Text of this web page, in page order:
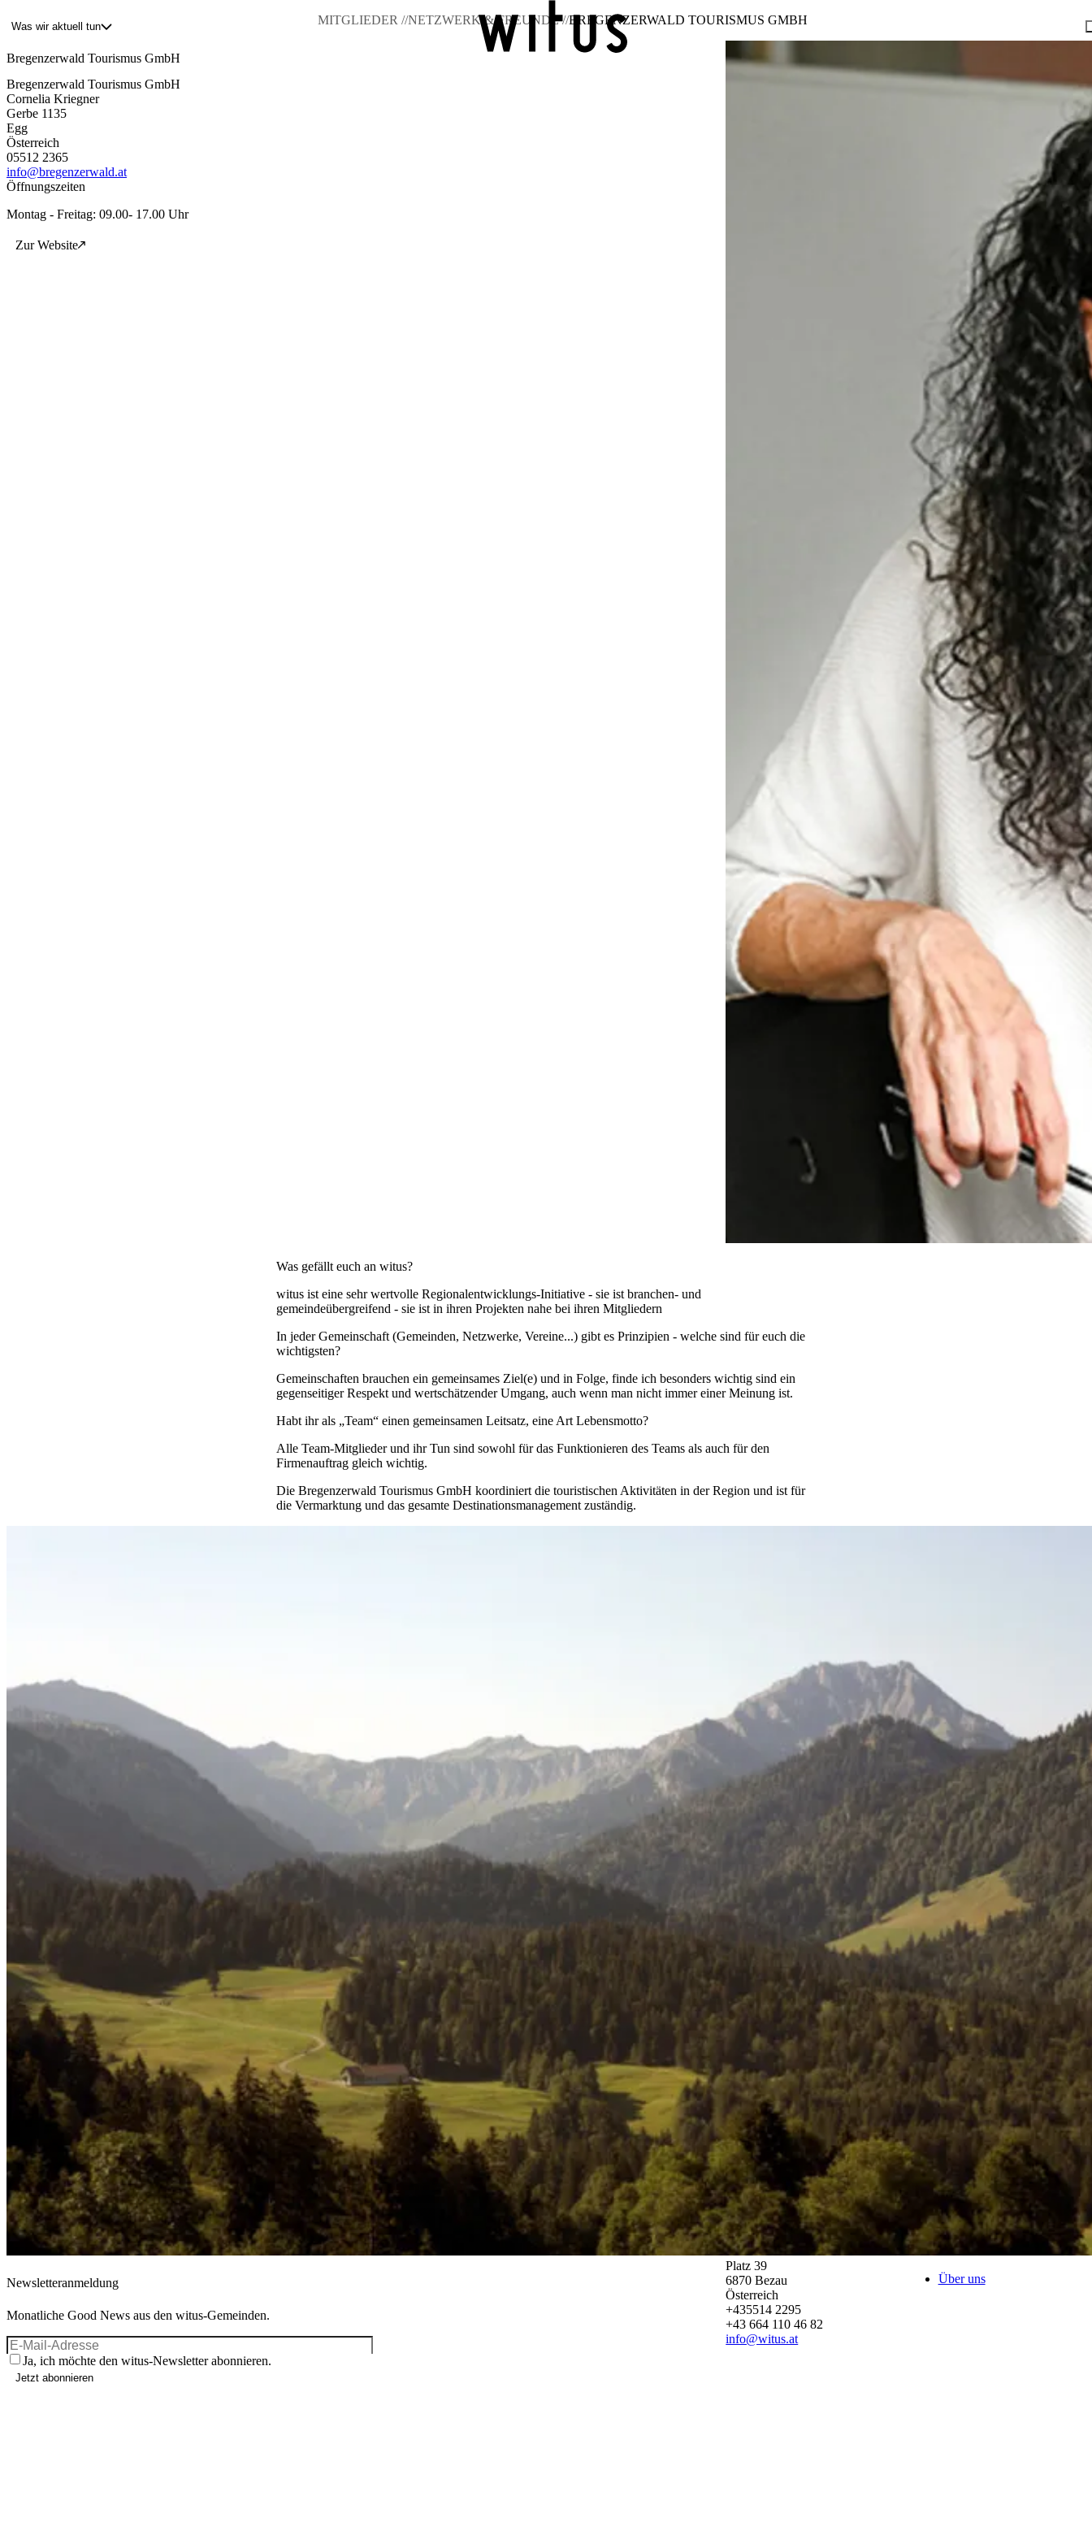
Was wir aktuell tun
Über uns
Projekte
Service
KEM witus
Kontakt
MITGLIEDER //NETZWERK & FREUNDE //BREGENZERWALD TOURISMUS GMBH
Bregenzerwald Tourismus GmbH
Bregenzerwald Tourismus GmbH
Cornelia Kriegner
Gerbe 1135
Egg
Österreich
05512 2365
info@bregenzerwald.at
Öffnungszeiten
Montag - Freitag: 09.00- 17.00 Uhr
Zur Website
Was gefällt euch an witus?
witus ist eine sehr wertvolle Regionalentwicklungs-Initiative - sie ist branchen- und
gemeindeübergreifend - sie ist in ihren Projekten nahe bei ihren Mitgliedern
In jeder Gemeinschaft (Gemeinden, Netzwerke, Vereine...) gibt es Prinzipien - welche sind für euch die
wichtigsten?
Gemeinschaften brauchen ein gemeinsames Ziel(e) und in Folge, finde ich besonders wichtig sind ein
gegenseitiger Respekt und wertschätzender Umgang, auch wenn man nicht immer einer Meinung ist.
Habt ihr als „Team“ einen gemeinsamen Leitsatz, eine Art Lebensmotto?
Alle Team-Mitglieder und ihr Tun sind sowohl für das Funktionieren des Teams als auch für den
Firmenauftrag gleich wichtig.
Die Bregenzerwald Tourismus GmbH koordiniert die touristischen Aktivitäten in der Region und ist für
die Vermarktung und das gesamte Destinationsmanagement zuständig.
Newsletteranmeldung
Monatliche Good News aus den witus-Gemeinden.
Ja, ich möchte den witus-Newsletter abonnieren.
Jetzt abonnieren
Platz 39
6870 Bezau
Österreich
+435514 2295
+43 664 110 46 82
info@witus.at
Über uns